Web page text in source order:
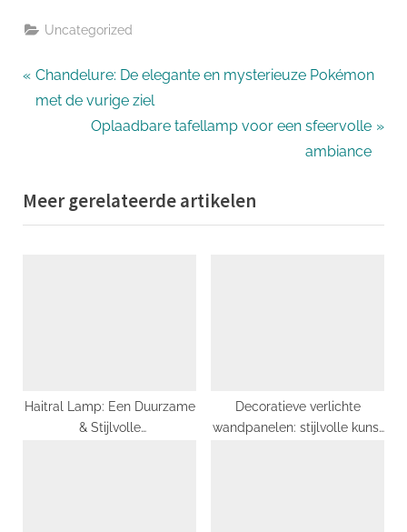
Uncategorized
Bericht
navigatie
P
r
o
u
Chandelure: De elegante en mysterieuze Pokémon
met de vurige ziel
N
t
P
Oplaadbare tafellamp voor een sfeervolle
ambiance
Meer gerelateerde artikelen
Haitral Lamp: Een Duurzame
& Stijlvolle
Decoratieve verlichte
wandpanelen: stijlvolle kunst